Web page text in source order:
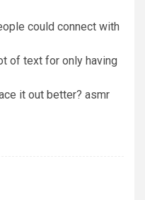
could connect with
of text for only having
it out better? asmr